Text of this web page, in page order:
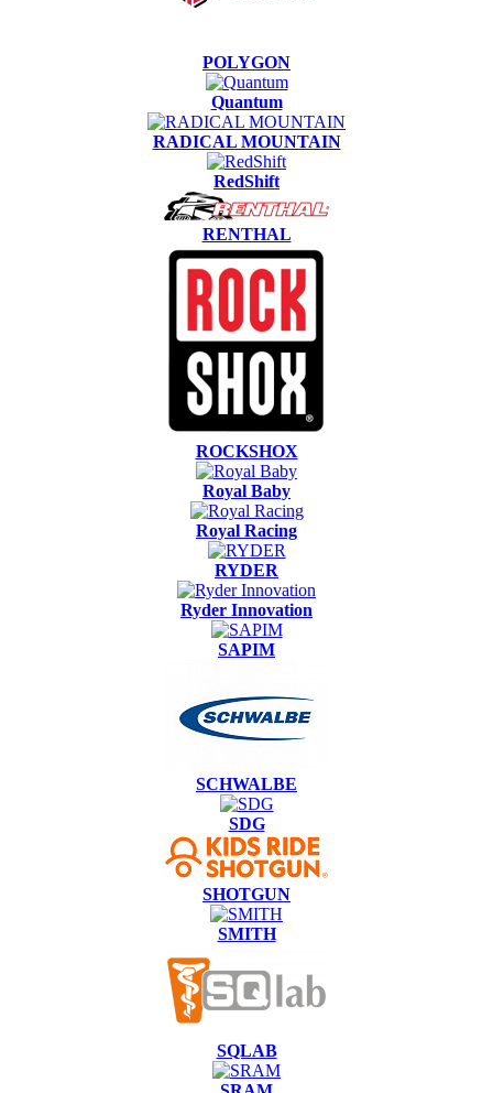
POLYGON
Quantum
RADICAL MOUNTAIN
RedShift
RENTHAL
ROCKSHOX
Royal Baby
Royal Racing
RYDER
Ryder Innovation
SAPIM
SCHWALBE
SDG
SHOTGUN
SMITH
SQLAB